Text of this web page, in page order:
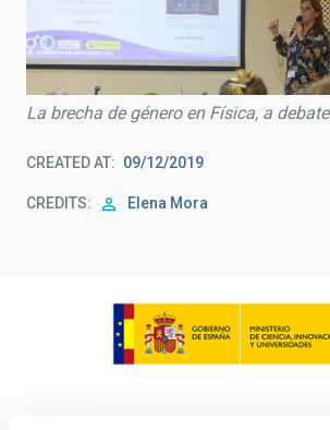
La brecha de género en Física, a debate
CREATED AT 09/12/2019
CREDITS Elena Mora